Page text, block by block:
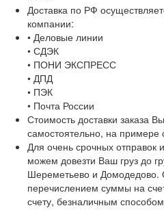
Доставка по РФ
компании:
• Деловые линии
• СДЭК
• ПОНИ ЭКСПРЕСС
• ДПД
• ПЭК
• Почта России
Стоимость доставки заказа
самостоятельно, на примере
Для очень срочных отправок
можем довезти Ваш груз до
Шереметьево и Домодедово.
перечислением суммы на
счету, безналичным